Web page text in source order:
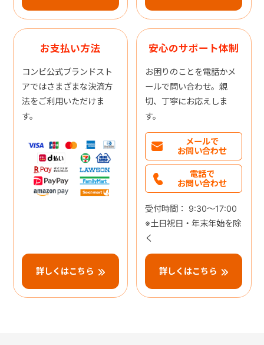
お支払い方法
コンビ公式ブランドスト
アではさまざまな決済方
法をご利用いただけま
す。
詳しくはこちら
安心のサポート体制
お困りのことを電話かメ
ールで問い合わせ。親
切、丁寧にお応えしま
す。
メールで
お問い合わせ
電話で
お問い合わせ
受付時間： 9:30～17:00
※土日祝日・年末年始を除
く
詳しくはこちら